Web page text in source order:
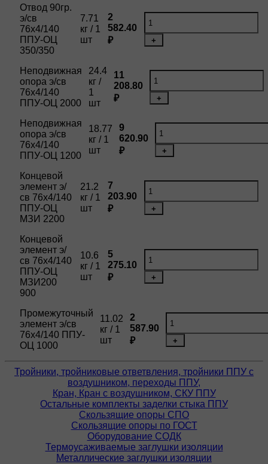
Отвод 90гр.
э/св
76х4/140
ППУ-ОЦ
350/350
7.71
кг / 1
шт
2
582.40
₽
+
Неподвижная
опора э/св
76х4/140
ППУ-ОЦ 2000
24.4
кг /
1
шт
11
208.80
₽
+
Неподвижная
опора э/св
76х4/140
ППУ-ОЦ 1200
18.77
кг / 1
шт
9
620.90
₽
+
Концевой
элемент э/
св 76х4/140
ППУ-ОЦ
МЗИ 2200
21.2
кг / 1
шт
7
203.90
₽
+
Концевой
элемент э/
св 76х4/140
ППУ-ОЦ
МЗИ200
900
10.6
кг / 1
шт
5
275.10
₽
+
Промежуточный
элемент э/св
76х4/140 ППУ-
ОЦ 1000
11.02
кг / 1
шт
2
587.90
₽
+
Тройники, тройниковые ответвления, тройники ППУ с
воздушником, переходы ППУ,
Кран, Кран с воздушником, СКУ ППУ
Остальные комплекты заделки стыка ППУ
Скользящие опоры СПО
Скользящие опоры по ГОСТ
Оборудование СОДК
Термоусаживаемые заглушки изоляции
Металлические заглушки изоляции